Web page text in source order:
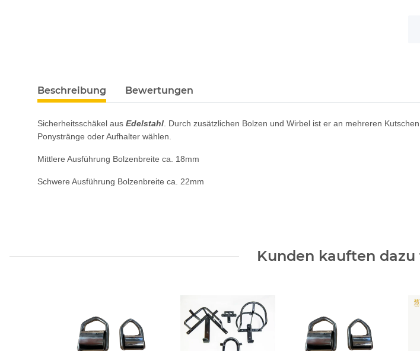
Beschreibung Bewertungen
Sicherheitsschäkel aus Edelstahl. Durch zusätzlichen Bolzen und Wirbel ist er an mehreren
Ponystränge oder Aufhalter wählen.
Mittlere Ausführung Bolzenbreite ca. 18mm
Schwere Ausführung Bolzenbreite ca. 22mm
Kunden kauften